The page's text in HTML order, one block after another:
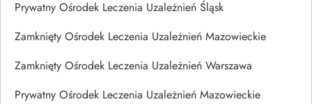
Prywatny Ośrodek Leczenia Uzależnień Śląsk
Zamknięty Ośrodek Leczenia Uzależnień Mazowieckie
Zamknięty Ośrodek Leczenia Uzależnień Warszawa
Prywatny Ośrodek Leczenia Uzależnień Mazowieckie